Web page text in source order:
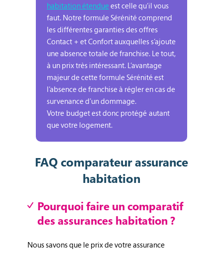
habitation étendue est celle qu’il vous
faut. Notre formule Sérénité comprend
les différentes garanties des offres
Contact + et Confort auxquelles s’ajoute
une absence totale de franchise. Le tout,
à un prix très intéressant. L’avantage
majeur de cette formule Sérénité est
l’absence de franchise à régler en cas de
survenance d’un dommage.
Votre budget est donc protégé autant
que votre logement.
FAQ comparateur assurance
habitation
Pourquoi faire un comparatif
des assurances habitation ?
Nous savons que le prix de votre assurance